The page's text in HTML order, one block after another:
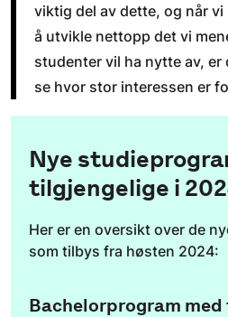
viktig del av dette, og når vi
å utvikle nettopp det vi
studenter vil ha nytte av, er
se hvor stor interessen er
Nye
tilgjengelige i
Her er en oversikt over de
som tilbys fra høsten 2024:
Bachelorprogram